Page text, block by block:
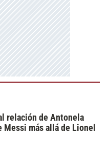
relación de Antonela
Messi más allá de Lionel